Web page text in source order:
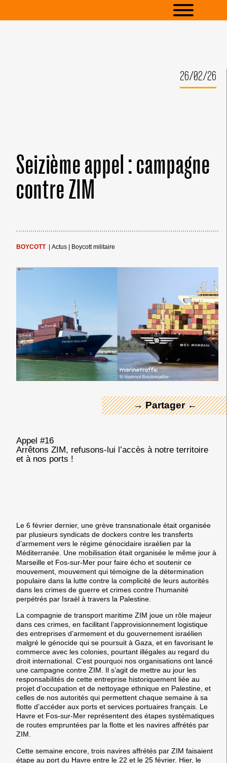
26/02/26
Seizième appel : campagne
contre ZIM
BOYCOTT Actus Boycott militaire
→ Partager ←
← Merci ! →
Appel #16
Arrêtons ZIM, refusons-lui l’accès à notre territoire
et à nos ports !
Le 6 février dernier, une grève transnationale était organisée
par plusieurs syndicats de dockers contre les transferts
d’armement vers le régime génocidaire israélien par la
Méditerranée. Une mobilisation était organisée le même jour à
Marseille et Fos-sur-Mer pour faire écho et soutenir ce
mouvement, mouvement qui témoigne de la détermination
populaire dans la lutte contre la complicité de leurs autorités
dans les crimes de guerre et crimes contre l’humanité
perpétrés par Israël à travers la Palestine.
La compagnie de transport maritime ZIM joue un rôle majeur
dans ces crimes, en facilitant l’approvisionnement logistique
des entreprises d’armement et du gouvernement israélien
malgré le génocide qui se poursuit à Gaza, et en favorisant le
commerce avec les colonies, pourtant illégales au regard du
droit international. C’est pourquoi nos organisations ont lancé
une campagne contre ZIM. Il s’agit de mettre au jour les
responsabilités de cette entreprise historiquement liée au
projet d’occupation et de nettoyage ethnique en Palestine, et
celles de nos autorités qui permettent chaque semaine à sa
flotte d’accéder aux ports et services portuaires français. Le
Havre et Fos-sur-Mer représentent des étapes systématiques
de routes empruntées par la flotte et les navires affrétés par
ZIM.
Cette semaine encore, trois navires affrétés par ZIM faisaient
étape au port du Havre entre le 22 et le 25 février. Hier, le